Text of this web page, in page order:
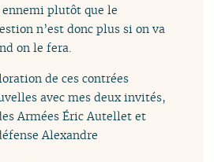
plutôt que le
n’est donc plus si on va
on le fera.
de ces contrées
avec mes deux invités,
Armées Éric Autellet et
Alexandre